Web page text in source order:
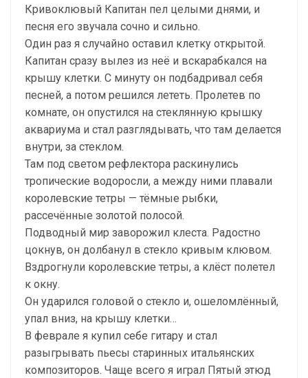
Кривоклювый Капитан пел целыми днями, и
песня его звучала сочно и сильно.
Один раз я случайно оставил клетку открытой.
Капитан сразу вылез из неё и вскарабкался на
крышу клетки. С минуту он подбадривал себя
песней, а потом решился лететь. Пролетев по
комнате, он опустился на стеклянную крышку
аквариума и стал разглядывать, что там делается
внутри, за стеклом.
Там под светом рефлектора раскинулись
тропические водоросли, а между ними плавали
королевские тетры — тёмные рыбки,
рассечённые золотой полосой.
Подводный мир заворожил клеста. Радостно
цокнув, он долбанул в стекло кривым клювом.
Вздрогнули королевские тетры, а клёст полетел
к окну.
Он ударился головой о стекло и, ошеломлённый,
упал вниз, на крышу клетки…
В феврале я купил себе гитару и стал
разыгрывать пьесы старинных итальянских
композиторов. Чаще всего я играл Пятый этюд